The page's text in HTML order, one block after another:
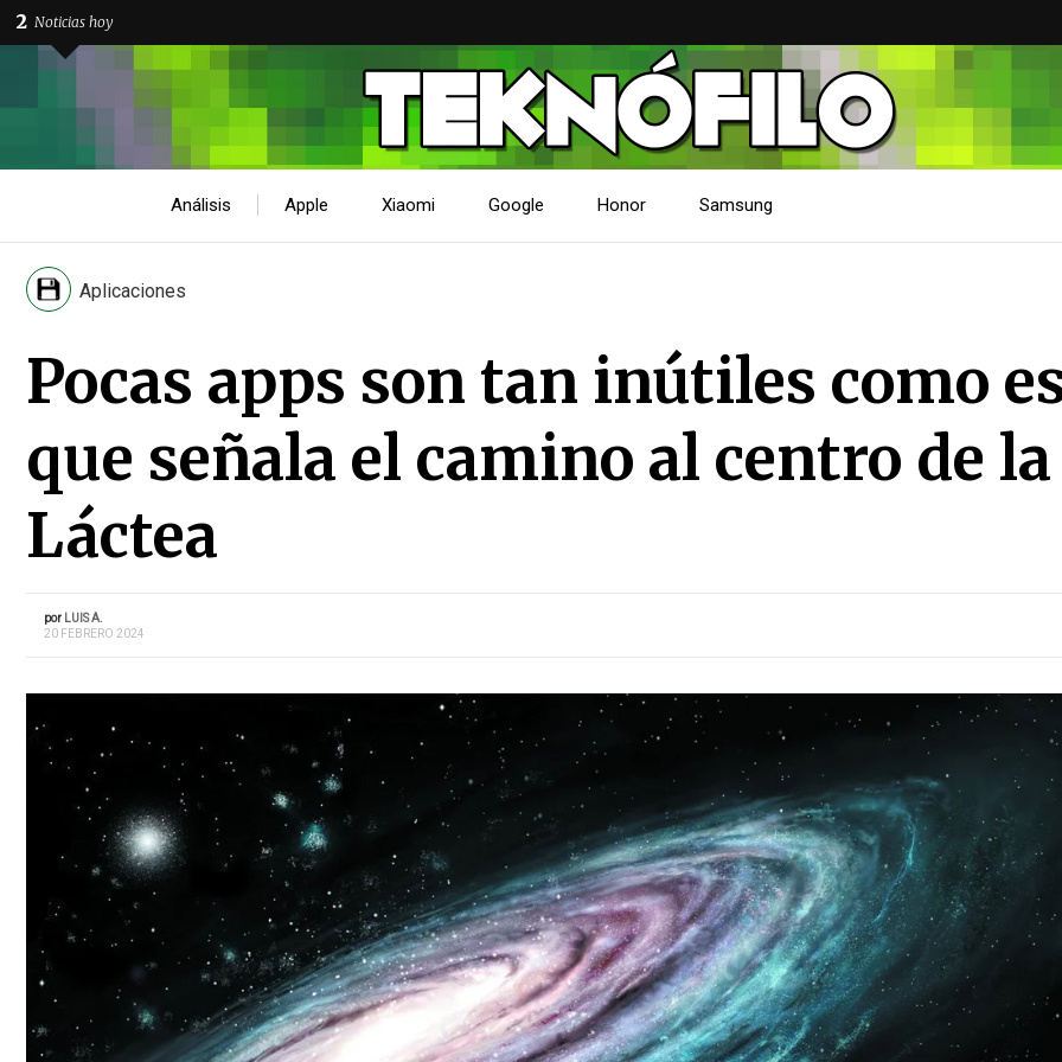
2 Noticias hoy
Análisis Apple Xiaomi Google Honor Samsung
Aplicaciones
Pocas apps son tan inútiles como
que señala el camino al centro de
Láctea
por LUIS A.
20 FEBRERO 2024